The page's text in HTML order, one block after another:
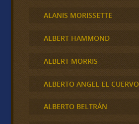
ALANIS MORISSETTE
ALBERT HAMMOND
ALBERT MORRIS
ALBERTO ANGEL EL CUERVO
ALBERTO BELTRÁN